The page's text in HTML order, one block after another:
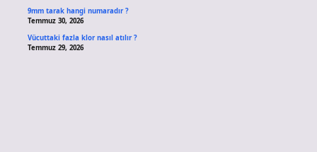
9mm tarak hangi numaradır ?
Temmuz 30, 2026
Vücuttaki fazla klor nasıl atılır ?
Temmuz 29, 2026